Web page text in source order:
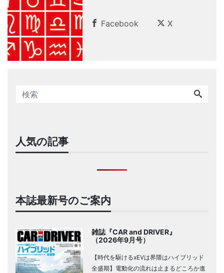
Facebook X
人気の記事
本誌最新号のご案内
雑誌『CAR and DRIVER』
（2026年9月号）
【時代を駆けるxEVは界隈はハイブリッド
全盛期】電動化の流れは止まるどころか進